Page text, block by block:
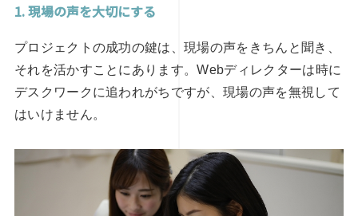
1. 現場の声を大切にする
プロジェクトの成功の鍵は、現場の声をきちんと聞き、
それを活かすことにあります。Webディレクターは時に
デスクワークに追われがちですが、現場の声を無視して
はいけません。